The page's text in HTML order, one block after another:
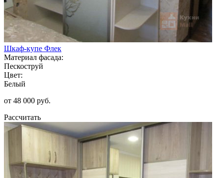
Шкаф-купе Флек
Материал фасада:
Пескоструй
Цвет:
Белый
от 48 000 руб.
Рассчитать